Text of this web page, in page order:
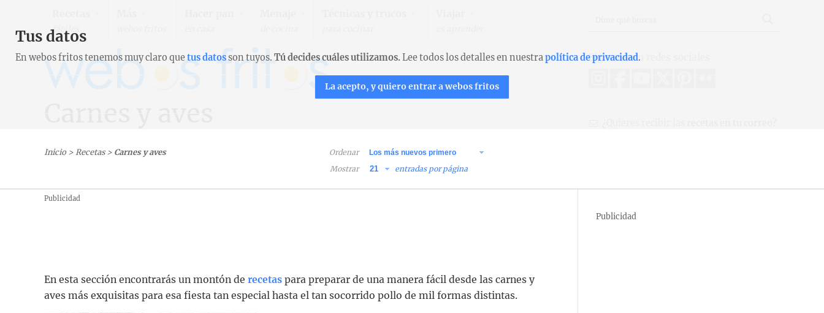
fáciles
Inicio> Recetas> Carnes y aves
Ordenar
Mostrar
entradas por página
Síguenos en redes sociales
Publicidad
En esta sección encontrarás un montón de recetas para preparar de una manera fácil desde las carnes y
aves más exquisitas para esa fiesta tan especial hasta el tan socorrido pollo de mil formas distintas.
Publicidad
Tus datos
En webos fritos tenemos muy claro quetus datosson tuyos. Tú decides cuáles utilizamos.Lee todos los detalles en nuestrapolítica de privacidad.
La acepto, y quiero entrar a webos fritos